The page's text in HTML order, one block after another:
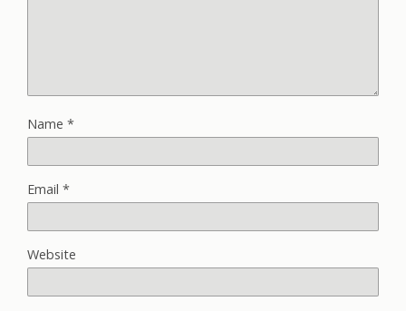
Name *
Email *
Website